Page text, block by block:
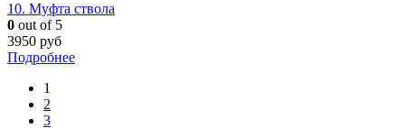
10. Муфта ствола
0 out of 5
3950 руб
Подробнее
1
2
3